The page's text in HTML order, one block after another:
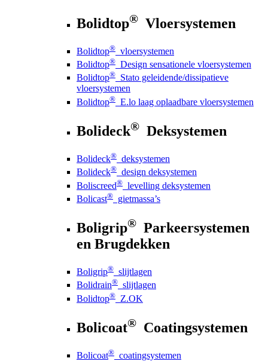
Bolidtop® Vloersystemen
Bolidtop® vloersystemen
Bolidtop® Design sensationele vloersystemen
Bolidtop® Stato geleidende/dissipatieve
vloersystemen
Bolidtop® E.lo laag oplaadbare vloersystemen
Bolideck® Deksystemen
Bolideck® deksystemen
Bolideck® design deksystemen
Boliscreed® levelling deksystemen
Bolicast® gietmassa’s
Boligrip® Parkeersystemen
en Brugdekken
Boligrip® slijtlagen
Bolidrain® slijtlagen
Bolidtop® Z.OK
Bolicoat® Coatingsystemen
Bolicoat® coatingsystemen